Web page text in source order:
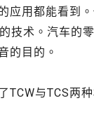
应用都能看到
技术。汽车的
的目的。
TCW与TCS两